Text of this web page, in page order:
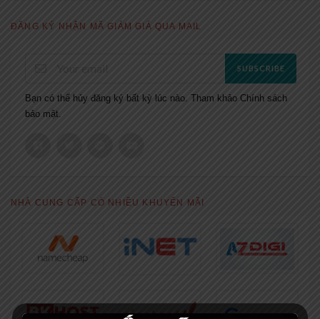
ĐĂNG KÝ NHẬN MÃ GIẢM GIÁ QUA MAIL
SUBSCRIBE
Bạn có thể hủy đăng ký bất kỳ lúc nào. Tham khảo Chính sách
bảo mật.
NHÀ CUNG CẤP CÓ NHIỀU KHUYẾN MÃI